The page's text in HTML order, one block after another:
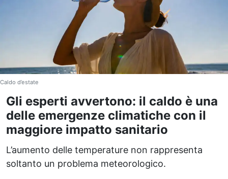
Caldo d’estate
Gli esperti avvertono: il caldo è una
delle emergenze climatiche con il
maggiore impatto sanitario
L’aumento delle temperature non rappresenta
soltanto un problema meteorologico.